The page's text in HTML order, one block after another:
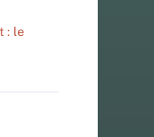
: le